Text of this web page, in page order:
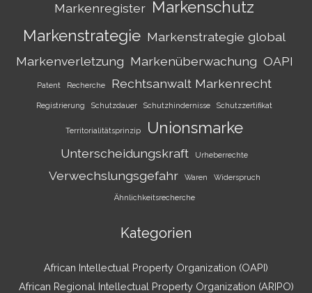
Markenregister Markenschutz
Markenstrategie Markenstrategie global
Markenverletzung Markenüberwachung OAPI
Patent Recherche Rechtsanwalt Markenrecht
Registrierung Schutzdauer Schutzhindernisse Schutzzertifikat
Territorialitätsprinzip Unionsmarke
Unterscheidungskraft Urheberrechte
Verwechslungsgefahr Waren Widerspruch
Ähnlichkeitsrecherche
Kategorien
African Intellectual Property Organization (OAPI)
African Regional Intellectual Property Organization (ARIPO)